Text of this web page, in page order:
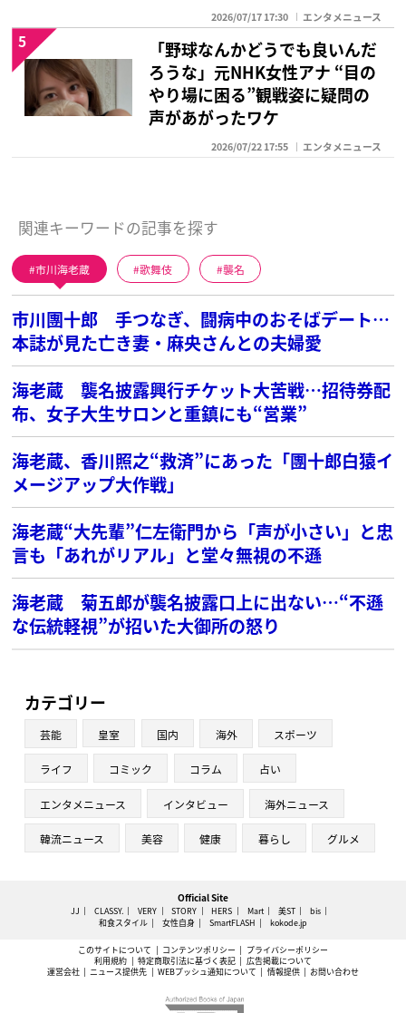
2026/07/17 17:30 エンタメニュース
「野球なんかどうでも良いんだ
ろうな」元NHK女性アナ “目の
やり場に困る”観戦姿に疑問の
声があがったワケ
2026/07/22 17:55 エンタメニュース
5
関連キーワードの記事を探す
市川海老蔵 歌舞伎 襲名
市川團十郎 手つなぎ、闘病中のおそばデート…
本誌が見た亡き妻・麻央さんとの夫婦愛
海老蔵 襲名披露興行チケット大苦戦…招待券配
布、女子大生サロンと重鎮にも“営業”
海老蔵、香川照之“救済”にあった「團十郎白猿イ
メージアップ大作戦」
海老蔵“大先輩”仁左衛門から「声が小さい」と忠
言も「あれがリアル」と堂々無視の不遜
海老蔵 菊五郎が襲名披露口上に出ない…“不遜
な伝統軽視”が招いた大御所の怒り
カテゴリー
芸能 皇室 国内 海外 スポーツ
ライフ コミック コラム 占い
エンタメニュース インタビュー 海外ニュース
韓流ニュース 美容 健康 暮らし グルメ
Official Site
JJ CLASSY. VERY STORY HERS Mart 美ST
bis
和食スタイル
女性自身 SmartFLASH kokode.jp
このサイトについて コンテンツポリシー
プライバシーポリシー
利用規約
特定商取引法に基づく表記
広告掲載について
運営会社
ニュース提供先 WEBプッシュ通知について 情報提供 お問い合わせ